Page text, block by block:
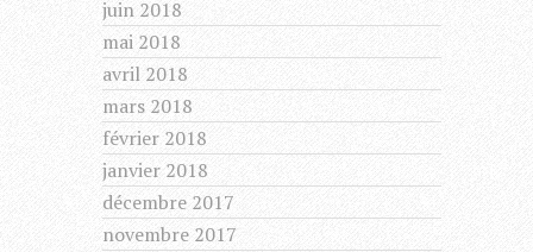
juin 2018
mai 2018
avril 2018
mars 2018
février 2018
janvier 2018
décembre 2017
novembre 2017